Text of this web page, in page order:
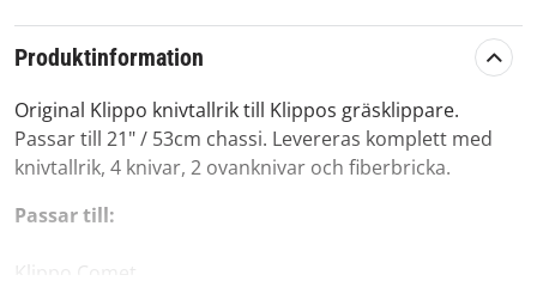
Produktinformation
Original Klippo knivtallrik till Klippos gräsklippare.
Passar till 21" / 53cm chassi. Levereras komplett med
knivtallrik, 4 knivar, 2 ovanknivar och fiberbricka.
Passar till:
Klippo Comet